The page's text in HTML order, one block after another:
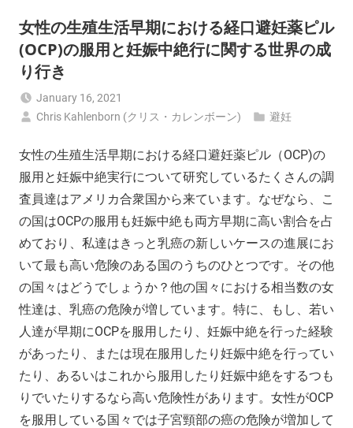
女性の生殖生活早期における経口避妊薬ピル
(OCP)の服用と妊娠中絶行に関する世界の成
り行き
January 16, 2021
Chris Kahlenborn (クリス・カレンボーン)
避妊
女性の生殖生活早期における経口避妊薬ピル（OCP)の
服用と妊娠中絶実行について研究しているたくさんの調
査員達はアメリカ合衆国から来ています。なぜなら、こ
の国はOCPの服用も妊娠中絶も両方早期に高い割合を占
めており、私達はきっと乳癌の新しいケースの進展にお
いて最も高い危険のある国のうちのひとつです。その他
の国々はどうでしょうか？他の国々における相当数の女
性達は、乳癌の危険が増しています。特に、もし、若い
人達が早期にOCPを服用したり、妊娠中絶を行った経験
があったり、または現在服用したり妊娠中絶を行ってい
たり、あるいはこれから服用したり妊娠中絶をするつも
りでいたりするなら高い危険性があります。女性がOCP
を服用している国々では子宮頸部の癌の危険が増加して